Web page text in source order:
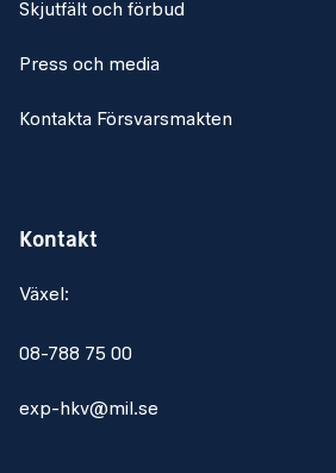
Skjutfält och förbud
Press och media
Kontakta Försvarsmakten
Kontakt
Växel:
08-788 75 00
exp-hkv@mil.se